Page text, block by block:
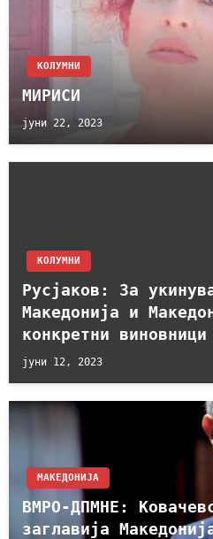
KОЛУМНИ
МИРИСИ
јуни 22, 2023
KОЛУМНИ
Русјаков: За
Македонија и
конкретни виновници
јуни 12, 2023
МАКЕДОНИЈА
ВМРО-ДПМНЕ:
заглавија